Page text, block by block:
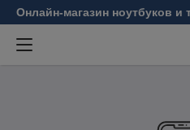
Онлайн-магазин ноутбуков и